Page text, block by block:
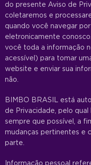
do presente Aviso de
coletaremos e
quando você navegar
eletronicamente
você toda a informação
acessível) para tomar
website e enviar sua
não.
BIMBO BRASIL está
de Privacidade, pelo
sempre que possível, a
mudanças pertinentes e
parte.
Informação pessoal